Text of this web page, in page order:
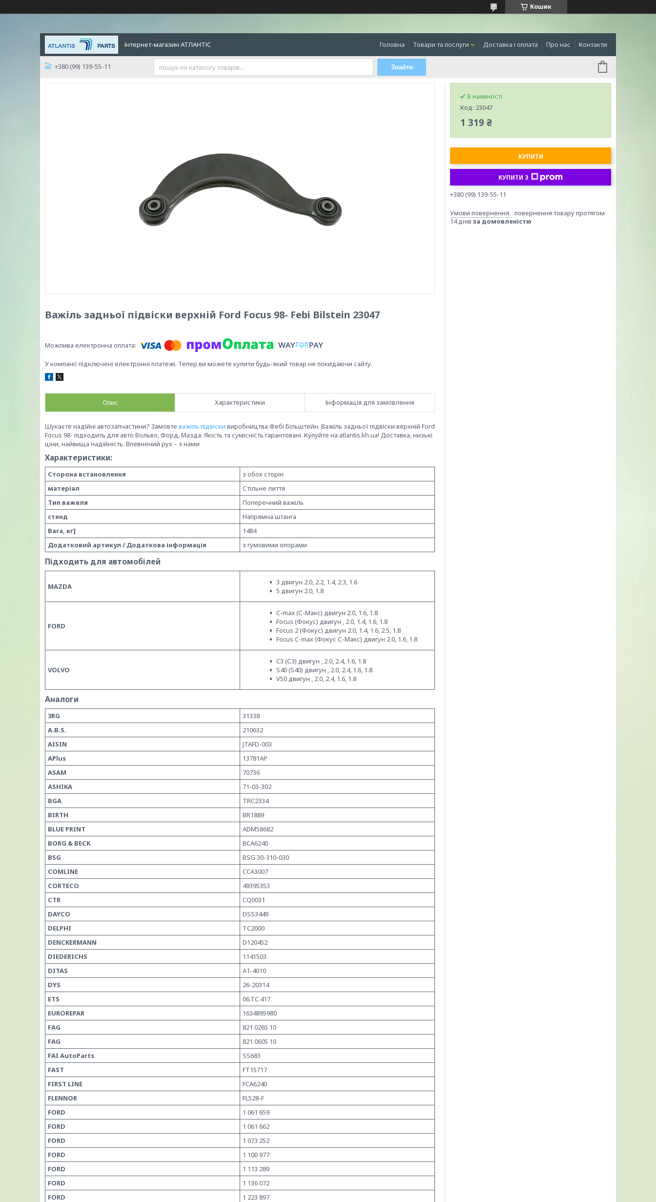
Кошик
Інтернет-магазин АТЛАНТІС Головна Товари та послуги Доставка і оплата Про нас Контакти
+380 (99) 139-55-11 Знайти
Важіль задньої підвіски верхній Ford Focus 98- Febi Bilstein 23047
У компанії підключені електронні платежі. Тепер ви можете купити будь-який товар не покидаючи сайту.
Опис Характеристики Інформація для замовлення
Шукаєте надійні автозапчастини? Замовте важіль підвіски виробництва Фебі Більштейн. Важіль задньої підвіски верхній Ford
Focus 98- підходить для авто Вольво, Форд, Мазда. Якість та сумісність гарантовані. Купуйте на atlantis.kh.ua! Доставка, низькі
ціни, найвища надійність. Впевнений рух – з нами
Характеристики:
Сторона встановлення
з обох сторін
матеріал
Стільне лиття
Тип важеля
Поперечний важіль
стенд
Напрямна штанга
Вага, кг]
1484
Додатковий артикул / Додаткова інформація
з гумовими опорами
Підходить для автомобілей
MAZDA
3 двигун 2.0, 2.2, 1.4, 2.3, 1.6
5 двигун 2.0, 1.8
FORD
C-max (С-Макс) двигун 2.0, 1.6, 1.8
Focus (Фокус) двигун , 2.0, 1.4, 1.6, 1.8
Focus 2 (Фокус) двигун 2.0, 1.4, 1.6, 2.5, 1.8
Focus C-max (Фокус С-Макс) двигун 2.0, 1.6, 1.8
VOLVO
C3 (С3) двигун , 2.0, 2.4, 1.6, 1.8
S40 (S40) двигун , 2.0, 2.4, 1.6, 1.8
V50 двигун , 2.0, 2.4, 1.6, 1.8
Аналоги
3RG
31338
A.B.S.
210632
AISIN
JTAFD-003
APlus
13781AP
ASAM
70736
ASHIKA
71-03-302
BGA
TRC2334
BIRTH
BR1889
BLUE PRINT
ADM58682
BORG & BECK
BCA6240
BSG
BSG 30-310-030
COMLINE
CCA3007
CORTECO
49395353
CTR
CQ0031
DAYCO
DSS3449
DELPHI
TC2000
DENCKERMANN
D120452
DIEDERICHS
1141503
DITAS
A1-4010
DYS
26-20314
ETS
06.TC.417
EUROREPAR
1634895980
FAG
821 0265 10
FAG
821 0605 10
FAI AutoParts
SS683
FAST
FT15717
FIRST LINE
FCA6240
FLENNOR
FL528-F
FORD
1 061 659
FORD
1 061 662
FORD
1 073 252
FORD
1 100 977
FORD
1 113 289
FORD
1 136 072
FORD
1 223 897
В наявності
Код: 23047
1 319 ₴
КУПИТИ
КУПИТИ З
+380 (99) 139-55-11
повернення товару протягом
14 днів за домовленістю